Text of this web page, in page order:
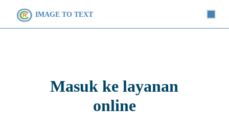
IMAGE TO TEXT
Masuk ke layanan
online